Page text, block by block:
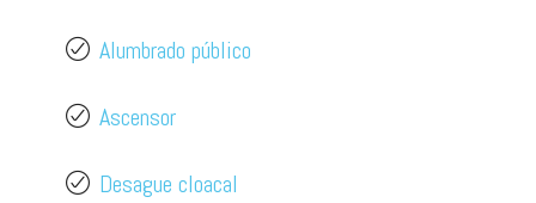
Alumbrado público
Ascensor
Desague cloacal